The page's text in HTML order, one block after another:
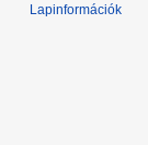
Lapinformációk